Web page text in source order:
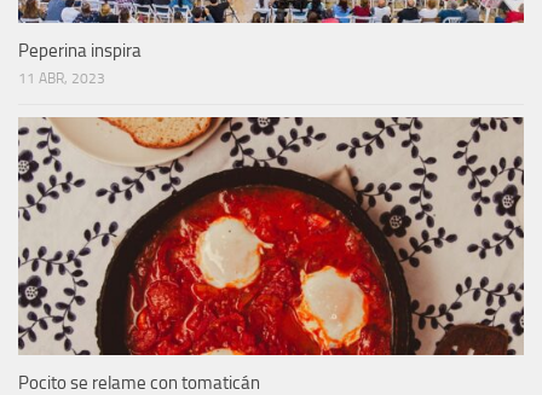
Peperina inspira
11 ABR, 2023
Pocito se relame con tomaticán